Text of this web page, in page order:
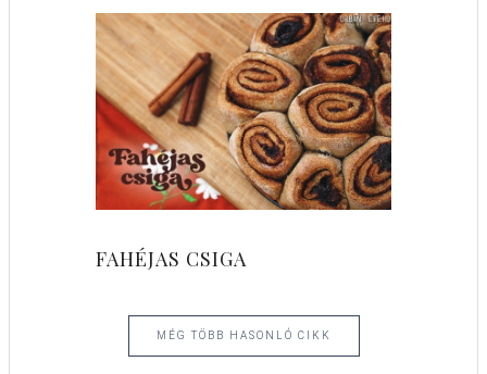
FAHÉJAS CSIGA
MÉG TÖBB HASONLÓ CIKK